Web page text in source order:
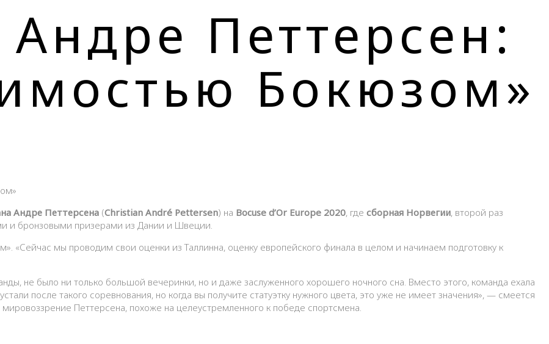
Петтерсен:
Бокюзом»
Андре Петтерсена (Christian André Pettersen) на Bocuse d’Or Europe 2020, где сборная Норвегии, второй раз
и бронзовыми призерами из Дании и Швеции.
«Сейчас мы проводим свои оценки из Таллинна, оценку европейского финала в целом и начинаем подготовку к
не было ни только большой вечеринки, но и даже заслуженного хорошего ночного сна. Вместо этого, команда ехала
после такого соревнования, но когда вы получите статуэтку нужного цвета, это уже не имеет значения», — смеется
Петтерсена, похоже на целеустремленного к победе спортсмена.